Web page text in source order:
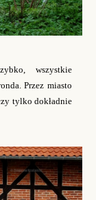
wszystkie
Przez miasto
tylko dokładnie